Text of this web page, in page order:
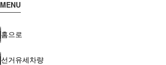
MENU
홈으로
선거유세차량